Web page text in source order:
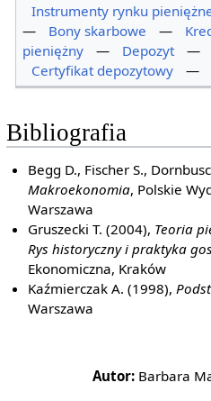
Instrumenty rynku
—
Bony skarbowe —
pieniężny
— Depozyt —
Certyfikat depozytowy
—
Bibliografia
Begg D., Fischer S.,
Makroekonomia, Polskie
Warszawa
Gruszecki T. (2004), Teoria
Rys historyczny i praktyka
Ekonomiczna, Kraków
Kaźmierczak A. (1998),
Warszawa
Autor: Barbara